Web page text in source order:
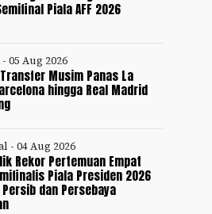
Piala AFF 2026
05 Aug 2026
Musim Panas La
hingga Real Madrid
- 04 Aug 2026
Rekor Pertemuan Empat
Piala Presiden 2026
dan Persebaya